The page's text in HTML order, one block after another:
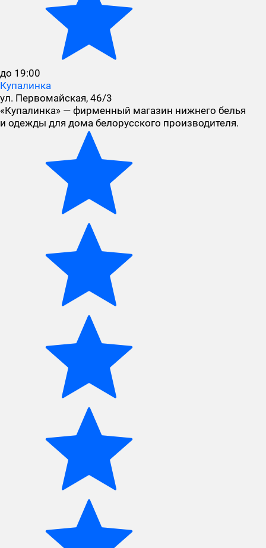
до 19:00
Купалинка
ул. Первомайская, 46/3
«Купалинка» — фирменный магазин нижнего белья
и одежды для дома белорусского производителя.